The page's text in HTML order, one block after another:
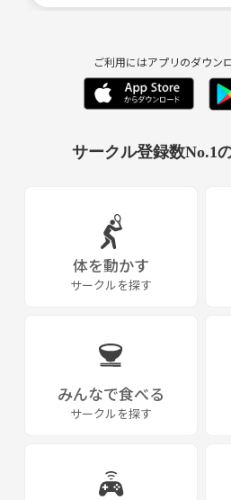
ご利用にはアプリのダウン
サークル登録数No.1
体を動かす
サークルを探す
みんなで食べる
サークルを探す